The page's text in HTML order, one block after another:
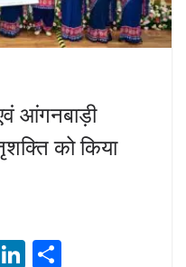
आंगनबाड़ी
को किया
Li